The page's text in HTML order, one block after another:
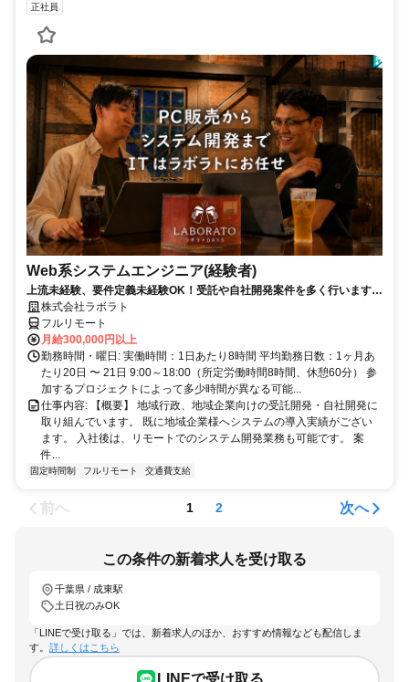
正社員
Web系システムエンジニア(経験者)
上流未経験、要件定義未経験OK！受託や自社開発案件を多く行います。
エンジニアとしてステップアップしましょう！
株式会社ラボラト
フルリモート
月給300,000円以上
勤務時間・曜日: 実働時間：1日あたり8時間 平均勤務日数：1ヶ月あ
たり20日 〜 21日 9:00～18:00（所定労働時間8時間、休憩60分） 参
加するプロジェクトによって多少時間が異なる可能...
仕事内容: 【概要】 地域行政、地域企業向けの受託開発・自社開発に
取り組んでいます。 既に地域企業様へシステムの導入実績がござい
ます。 入社後は、リモートでのシステム開発業務も可能です。 案
件...
固定時間制 フルリモート 交通費支給
前へ 1 2 次へ
この条件の新着求人を受け取る
千葉県 / 成東駅
土日祝のみOK
「LINEで受け取る」では、新着求人のほか、おすすめ情報なども配信しま
す。 詳しくはこちら
LINEで受け取る